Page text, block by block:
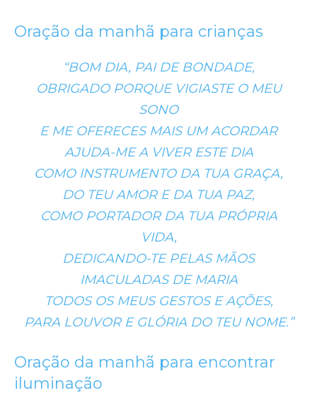
Oração da manhã para crianças
“BOM DIA, PAI DE BONDADE,
OBRIGADO PORQUE VIGIASTE O MEU
SONO
E ME OFERECES MAIS UM ACORDAR
AJUDA-ME A VIVER ESTE DIA
COMO INSTRUMENTO DA TUA GRAÇA,
DO TEU AMOR E DA TUA PAZ,
COMO PORTADOR DA TUA PRÓPRIA
VIDA,
DEDICANDO-TE PELAS MÃOS
IMACULADAS DE MARIA
TODOS OS MEUS GESTOS E AÇÕES,
PARA LOUVOR E GLÓRIA DO TEU NOME.”
Oração da manhã para encontrar
iluminação